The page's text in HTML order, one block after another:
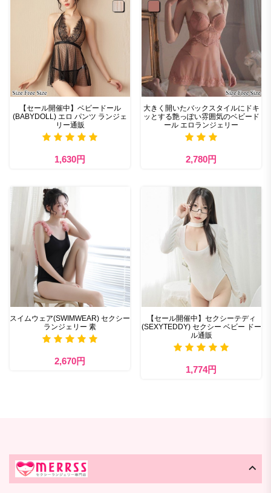
【セール開催中】ベビードール
(BABYDOLL) エロ パンツ ランジェ
リー通販
1,630円
大きく開いたバックスタイルにドキ
ッとする艶っぽい雰囲気のベビード
ール エロランジェリー
2,780円
スイムウェア(SWIMWEAR) セクシー
ランジェリー 素
2,670円
【セール開催中】セクシーテディ
(SEXYTEDDY) セクシー ベビー ドー
ル通販
1,774円